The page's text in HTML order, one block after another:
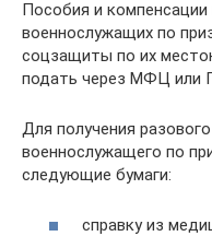
Пособия и
военнослужащих по
соцзащиты по их
подать через МФЦ или
Для получения
военнослужащего по
следующие бумаги:
справку из